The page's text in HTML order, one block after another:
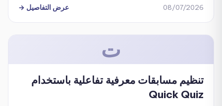
08/07/2026 عرض التفاصيل →
ت
تنظيم مسابقات معرفية تفاعلية باستخدام
Quick Quiz